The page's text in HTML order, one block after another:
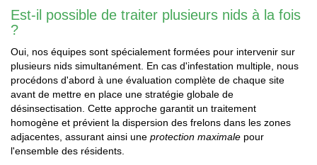
Est-il possible de traiter plusieurs nids à la fois
?
Oui, nos équipes sont spécialement formées pour intervenir sur
plusieurs nids simultanément. En cas d'infestation multiple, nous
procédons d'abord à une évaluation complète de chaque site
avant de mettre en place une stratégie globale de
désinsectisation. Cette approche garantit un traitement
homogène et prévient la dispersion des frelons dans les zones
adjacentes, assurant ainsi une protection maximale pour
l'ensemble des résidents.